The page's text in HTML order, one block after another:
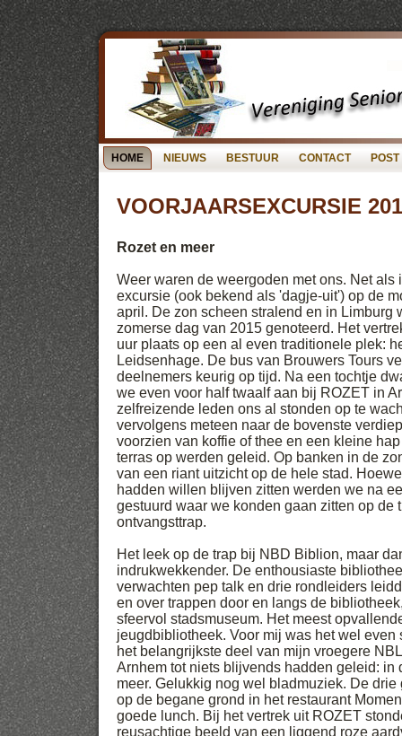
HOME NIEUWS BESTUUR CONTACT POST
VOORJAARSEXCURSIE
Rozet en meer
Weer waren de weergoden met ons. Net als
excursie (ook bekend als 'dagje-uit') op de
april. De zon scheen stralend en in Limburg
zomerse dag van 2015 genoteerd. Het
uur plaats op een al even traditionele plek:
Leidsenhage. De bus van Brouwers Tours
deelnemers keurig op tijd. Na een tochtje
we even voor half twaalf aan bij ROZET in
zelfreizende leden ons al stonden op te
vervolgens meteen naar de bovenste
voorzien van koffie of thee en een kleine
terras op werden geleid. Op banken in de
van een riant uitzicht op de hele stad.
hadden willen blijven zitten werden we na
gestuurd waar we konden gaan zitten op de
ontvangsttrap.
Het leek op de trap bij NBD Biblion, maar
indrukwekkender. De enthousiaste
verwachten pep talk en drie rondleiders
en over trappen door en langs de
sfeervol stadsmuseum. Het meest
jeugdbibliotheek. Voor mij was het wel even
het belangrijkste deel van mijn vroegere
Arnhem tot niets blijvends hadden geleid:
meer. Gelukkig nog wel bladmuziek. De
op de begane grond in het restaurant
goede lunch. Bij het vertrek uit ROZET
reusachtige beeld van een liggend roze